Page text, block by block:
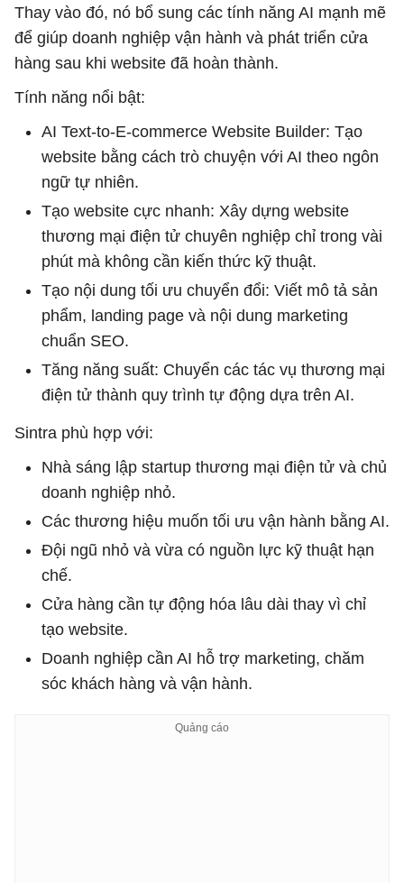
Thay vào đó, nó bổ sung các tính năng AI mạnh mẽ
để giúp doanh nghiệp vận hành và phát triển cửa
hàng sau khi website đã hoàn thành.
Tính năng nổi bật:
AI Text-to-E-commerce Website Builder: Tạo
website bằng cách trò chuyện với AI theo ngôn
ngữ tự nhiên.
Tạo website cực nhanh: Xây dựng website
thương mại điện tử chuyên nghiệp chỉ trong vài
phút mà không cần kiến thức kỹ thuật.
Tạo nội dung tối ưu chuyển đổi: Viết mô tả sản
phẩm, landing page và nội dung marketing
chuẩn SEO.
Tăng năng suất: Chuyển các tác vụ thương mại
điện tử thành quy trình tự động dựa trên AI.
Sintra phù hợp với:
Nhà sáng lập startup thương mại điện tử và chủ
doanh nghiệp nhỏ.
Các thương hiệu muốn tối ưu vận hành bằng AI.
Đội ngũ nhỏ và vừa có nguồn lực kỹ thuật hạn
chế.
Cửa hàng cần tự động hóa lâu dài thay vì chỉ
tạo website.
Doanh nghiệp cần AI hỗ trợ marketing, chăm
sóc khách hàng và vận hành.